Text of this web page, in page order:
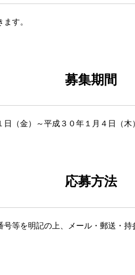
す。
募集期間
（金）～平成３０年１月４日（木
応募方法
号等を明記の上、メール・郵送・